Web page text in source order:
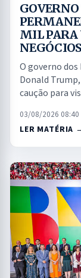
MIL PARA
NEGÓCIOS
O governo
Donald
caução para
03/08/2026 08:40
LER MATÉRIA